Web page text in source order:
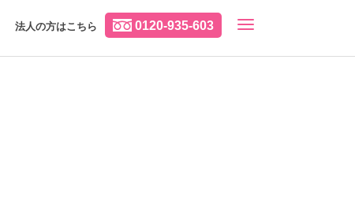
0120-935-603
法人の方はこちら